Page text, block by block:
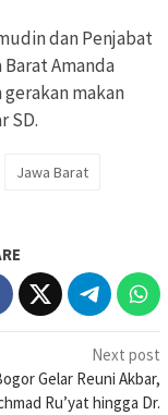
dan Penjabat
Amanda
makan
SD.
Jawa Barat
Next post
Gelar Reuni Akbar,
Ru’yat hingga Dr.